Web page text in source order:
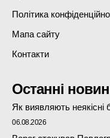
Політика
Мапа сайту
Контакти
Останні
Як виявляють неякісні
06.08.2026